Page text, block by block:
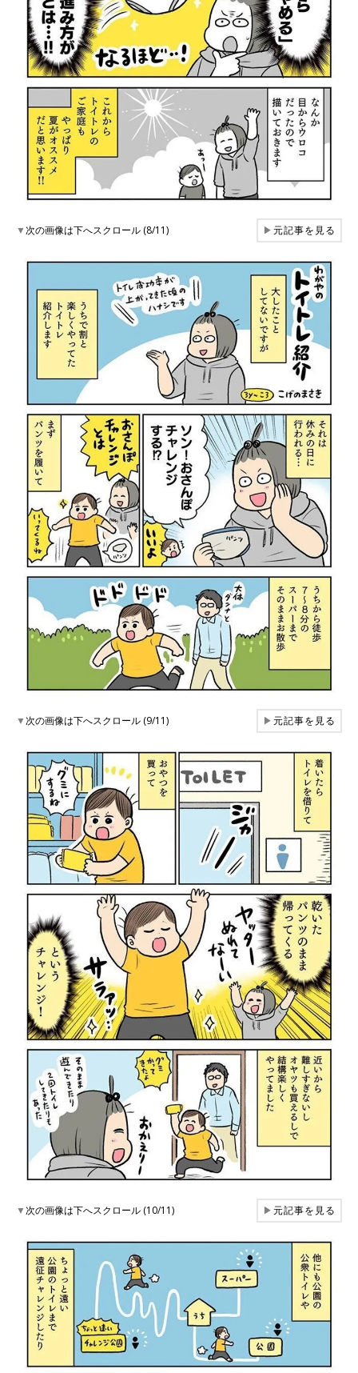
▼次の画像は下へスクロール (8/11) ▶元記事を見る
▼次の画像は下へスクロール (9/11) ▶元記事を見る
▼次の画像は下へスクロール (10/11) ▶元記事を見る